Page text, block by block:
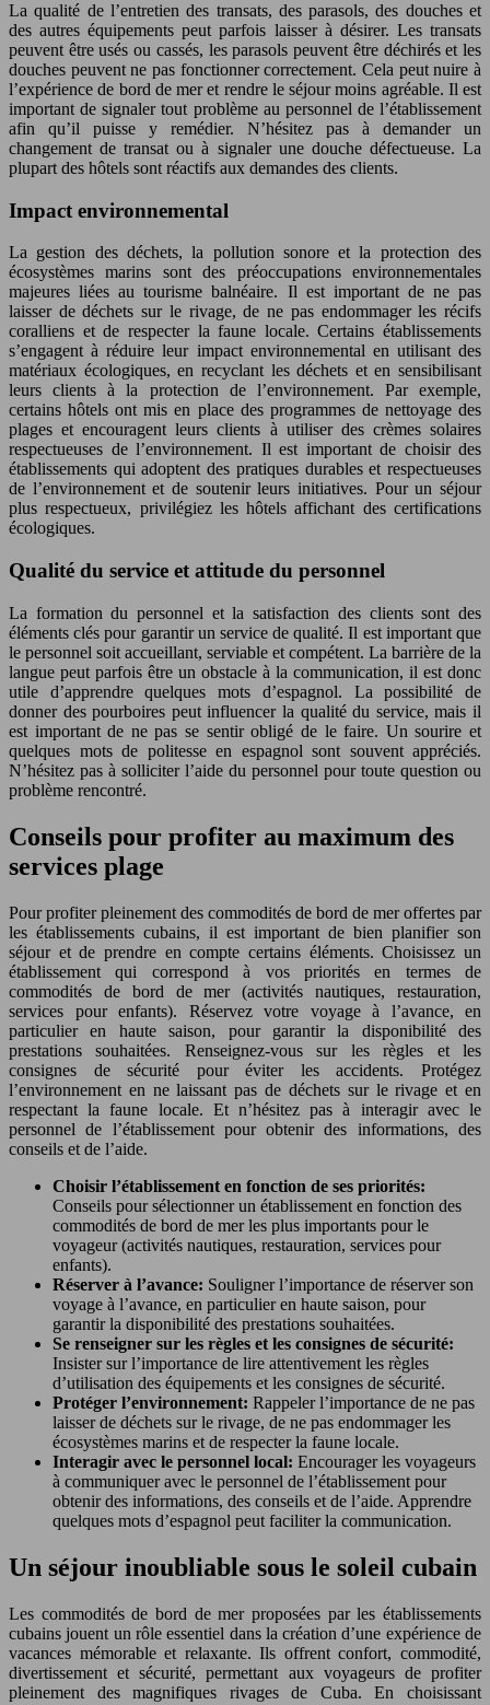
La qualité de l’entretien des transats, des parasols, des douches et
des autres équipements peut parfois laisser à désirer. Les transats
peuvent être usés ou cassés, les parasols peuvent être déchirés et les
douches peuvent ne pas fonctionner correctement. Cela peut nuire à
l’expérience de bord de mer et rendre le séjour moins agréable. Il est
important de signaler tout problème au personnel de l’établissement
afin qu’il puisse y remédier. N’hésitez pas à demander un
changement de transat ou à signaler une douche défectueuse. La
plupart des hôtels sont réactifs aux demandes des clients.
Impact environnemental
La gestion des déchets, la pollution sonore et la protection des
écosystèmes marins sont des préoccupations environnementales
majeures liées au tourisme balnéaire. Il est important de ne pas
laisser de déchets sur le rivage, de ne pas endommager les récifs
coralliens et de respecter la faune locale. Certains établissements
s’engagent à réduire leur impact environnemental en utilisant des
matériaux écologiques, en recyclant les déchets et en sensibilisant
leurs clients à la protection de l’environnement. Par exemple,
certains hôtels ont mis en place des programmes de nettoyage des
plages et encouragent leurs clients à utiliser des crèmes solaires
respectueuses de l’environnement. Il est important de choisir des
établissements qui adoptent des pratiques durables et respectueuses
de l’environnement et de soutenir leurs initiatives. Pour un séjour
plus respectueux, privilégiez les hôtels affichant des certifications
écologiques.
Qualité du service et attitude du personnel
La formation du personnel et la satisfaction des clients sont des
éléments clés pour garantir un service de qualité. Il est important que
le personnel soit accueillant, serviable et compétent. La barrière de la
langue peut parfois être un obstacle à la communication, il est donc
utile d’apprendre quelques mots d’espagnol. La possibilité de
donner des pourboires peut influencer la qualité du service, mais il
est important de ne pas se sentir obligé de le faire. Un sourire et
quelques mots de politesse en espagnol sont souvent appréciés.
N’hésitez pas à solliciter l’aide du personnel pour toute question ou
problème rencontré.
Conseils pour profiter au maximum des
services plage
Pour profiter pleinement des commodités de bord de mer offertes par
les établissements cubains, il est important de bien planifier son
séjour et de prendre en compte certains éléments. Choisissez un
établissement qui correspond à vos priorités en termes de
commodités de bord de mer (activités nautiques, restauration,
services pour enfants). Réservez votre voyage à l’avance, en
particulier en haute saison, pour garantir la disponibilité des
prestations souhaitées. Renseignez-vous sur les règles et les
consignes de sécurité pour éviter les accidents. Protégez
l’environnement en ne laissant pas de déchets sur le rivage et en
respectant la faune locale. Et n’hésitez pas à interagir avec le
personnel de l’établissement pour obtenir des informations, des
conseils et de l’aide.
Choisir l’établissement en fonction de ses priorités:
Conseils pour sélectionner un établissement en fonction des
commodités de bord de mer les plus importants pour le
voyageur (activités nautiques, restauration, services pour
enfants).
Réserver à l’avance: Souligner l’importance de réserver son
voyage à l’avance, en particulier en haute saison, pour
garantir la disponibilité des prestations souhaitées.
Se renseigner sur les règles et les consignes de sécurité:
Insister sur l’importance de lire attentivement les règles
d’utilisation des équipements et les consignes de sécurité.
Protéger l’environnement: Rappeler l’importance de ne pas
laisser de déchets sur le rivage, de ne pas endommager les
écosystèmes marins et de respecter la faune locale.
Interagir avec le personnel local: Encourager les voyageurs
à communiquer avec le personnel de l’établissement pour
obtenir des informations, des conseils et de l’aide. Apprendre
quelques mots d’espagnol peut faciliter la communication.
Un séjour inoubliable sous le soleil cubain
Les commodités de bord de mer proposées par les établissements
cubains jouent un rôle essentiel dans la création d’une expérience de
vacances mémorable et relaxante. Ils offrent confort, commodité,
divertissement et sécurité, permettant aux voyageurs de profiter
pleinement des magnifiques rivages de Cuba. En choisissant